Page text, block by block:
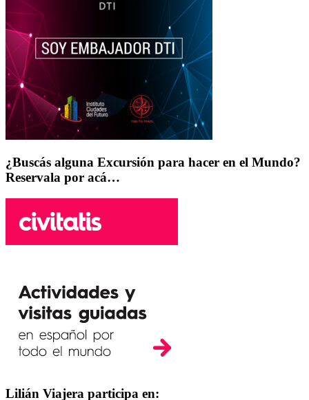
¿Buscás alguna Excursión para hacer en el Mundo?
Reservala por acá…
Lilián Viajera participa en: